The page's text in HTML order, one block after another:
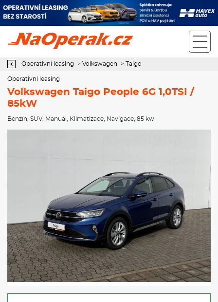
Operativní leasing Volkswagen Taigo People 6G 1,0TSI / 85kW
Operativní leasing > Volkswagen > Taigo
Operativní leasing
Volkswagen Taigo People 6G 1,0TSI /
85kW
Benzín SUV, Manuál Klimatizace Navigace , 85 kw